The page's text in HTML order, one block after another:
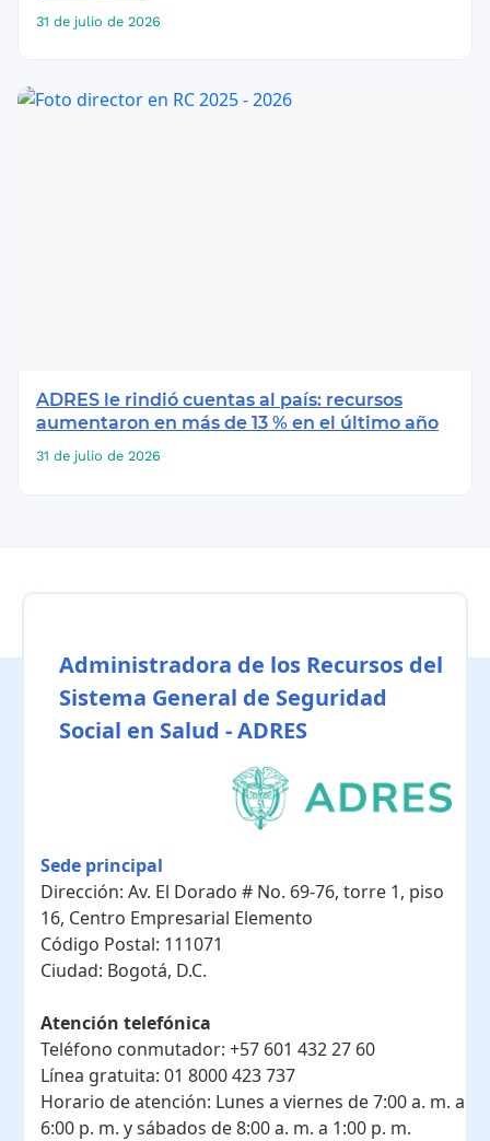
31 de julio de 2026
ADRES le rindió cuentas al país: recursos
aumentaron en más de 13 % en el último año
31 de julio de 2026
Administradora de los Recursos del
Sistema General de Seguridad
Social en Salud - ADRES
Sede principal
Dirección: Av. El Dorado # No. 69-76, torre 1, piso
16, Centro Empresarial Elemento
Código Postal: 111071
Ciudad: Bogotá, D.C.
Atención telefónica
Teléfono conmutador: +57 601 432 27 60
Línea gratuita: 01 8000 423 737
Horario de atención: Lunes a viernes de 7:00 a. m. a
6:00 p. m. y sábados de 8:00 a. m. a 1:00 p. m.